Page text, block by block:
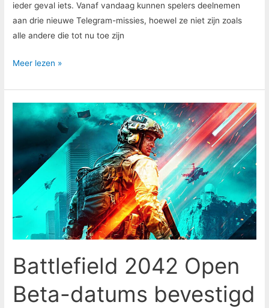
ieder geval iets. Vanaf vandaag kunnen spelers deelnemen
aan drie nieuwe Telegram-missies, hoewel ze niet zijn zoals
alle andere die tot nu toe zijn
Meer lezen »
Battlefield 2042 Open
Beta-datums bevestigd
Battlefield
2042
Open
Beta-
datums
bevestigd
begin